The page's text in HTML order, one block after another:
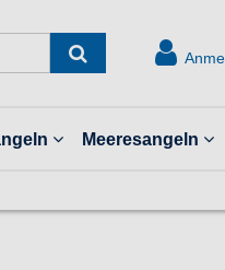
Meeresangeln